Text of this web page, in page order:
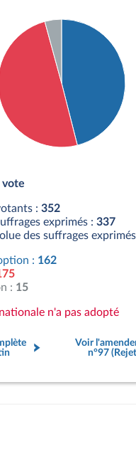
Contre : 175 députés
vote
: 352
exprimés : 337
des suffrages
: 162
: 15
n'a pas adopté
Voir
n°97